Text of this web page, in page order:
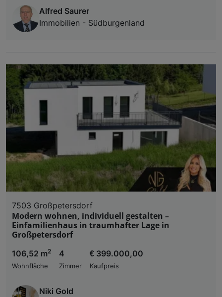
Alfred Saurer
Immobilien - Südburgenland
7503 Großpetersdorf
Modern wohnen, individuell gestalten –
Einfamilienhaus in traumhafter Lage in
Großpetersdorf
106,52 m2
Wohnfläche
4
Zimmer
€ 399.000,00
Kaufpreis
Niki Gold